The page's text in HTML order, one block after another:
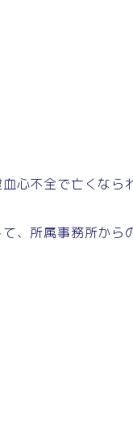
心不全で亡くなら
、所属事務所から